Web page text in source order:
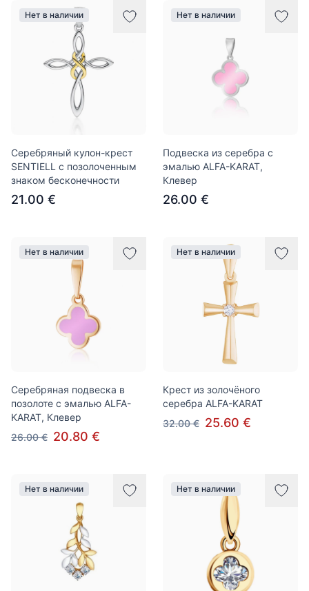
Нет в наличии
Серебряный кулон-крест
SENTIELL с позолоченным
знаком бесконечности
21.00 €
Нет в наличии
Подвеска из серебра с
эмалью ALFA-KARAT,
Клевер
26.00 €
Нет в наличии
Серебряная подвеска в
позолоте с эмалью ALFA-
KARAT, Клевер
26.00 € 20.80 €
Нет в наличии
Крест из золочёного
серебра ALFA-KARAT
32.00 € 25.60 €
Нет в наличии Нет в наличии